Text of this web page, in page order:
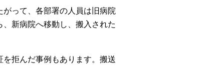
って、各部署の人員は旧病院
新病院へ移動し、搬入された
拒んだ事例もあります。搬送